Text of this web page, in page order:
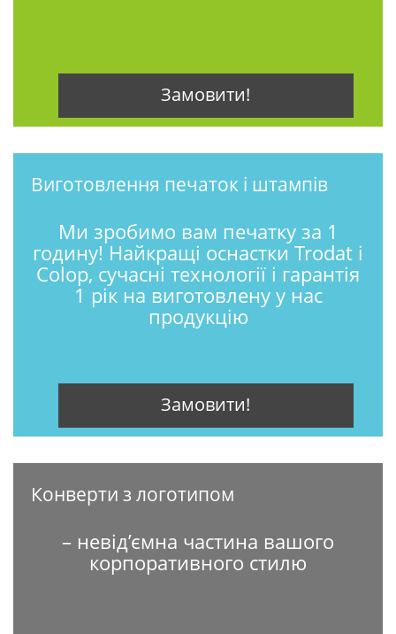
Замовити!
Виготовлення печаток і штампів
Ми зробимо вам печатку за 1
годину! Найкращі оснастки Trodat і
Colop, сучасні технології і гарантія
1 рік на виготовлену у нас
продукцію
Замовити!
Конверти з логотипом
– невід’ємна частина вашого
корпоративного стилю